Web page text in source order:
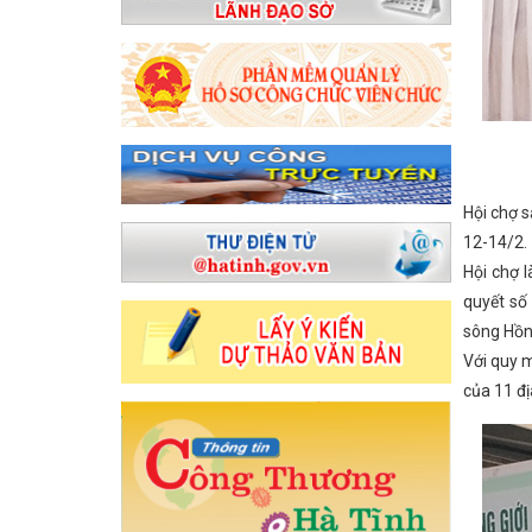
xuất, lắp ráp ô tô trong nước, phát triển hệ thống đường sắt Việt
cơ sở năm 2024
Đoàn công tác LĐLĐ tỉnh làm việc với CĐN
nhận những tấn than đầu tiên
Giải pháp quản lý nhà nước về
Nghi Xuân năm 2023
Hà Tĩnh có 2 dự án quan trọng quốc
tiên trên kênh thủy lợi của Việt Nam tại Hà Tĩnh
Ban Thường vụ
duyệt dự án đường Xô Viết Nghệ Tĩnh kéo dài về phía Đông
Sở
7 tháng đầu năm 2026
Kỳ họp lần thứ 13 Ủy ban hợp tác kinh
phố Huế về triển khai hoạt động Khoa học công nghệ, chuyển đổi số
tác giữa TP Hồ Chí Minh với các tỉnh Bắc Trung Bộ và phía Bắc
HĐND tỉnh Hà Tĩnh nhiệm kỳ 2021-2026 thông qua 369 nghị quyết
TU ngày 10/01/2025 của Tỉnh ủy về việc thực hiện Chỉ thị số 31-
họp thứ 34, HĐND tỉnh: Đại biểu chất vấn về nguy cơ mất an toàn hồ
Quan tâm hoàn thiện cơ sở hạ tầng tại các Cụm công nghiệp trên
DIỄN TẬP ỨNG PHÓ SỰ CỐ HÓA CHẤT NĂM 2025 TẠI CHI
khác trong lĩnh vực công nghiệp
Hỗ trợ cơ sở công nghiệp
mại với Hoa Kỳ Nguyễn Hồng Diên tiếp Ngài Marc E. Knapper,
của Thứ trưởng Nguyễn Hoàng Long trong khuôn khổ chuyến
điểm tập thể, cá nhân của Ban Thường vụ Đảng ủy UBND tỉnh
Công đoàn ngành Công Thương: Tổ chức tiếp nhận
bảo cung ứng điện và xăng dầu cho phát triển kinh tế xã hội
trọng Lễ Kỷ niệm 260 năm Ngày sinh Đại thi hào Nguyễn Du
đội Nhân dân Việt Nam
Hội nghị BCH đánh giá kết quả hoạt
nghiệp Hà Tĩnh tăng 8% trong năm 2026
CHÀO MỪNG 74
Phụ nữ Việt Nam 20/10 tại các CĐCS
Hội nghị tập huấn xây
Hội chợ
12-14/2.
Hội chợ
quyết
sông
Với quy
của 11